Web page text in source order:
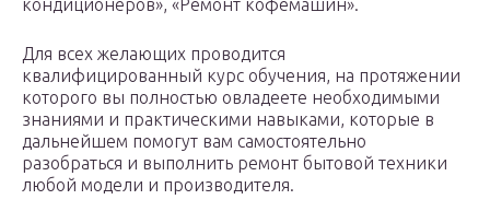
кондиционеров», «Ремонт кофемашин».
Для всех желающих проводится
квалифицированный курс обучения, на протяжении
которого вы полностью овладеете необходимыми
знаниями и практическими навыками, которые в
дальнейшем помогут вам самостоятельно
разобраться и выполнить ремонт бытовой техники
любой модели и производителя.